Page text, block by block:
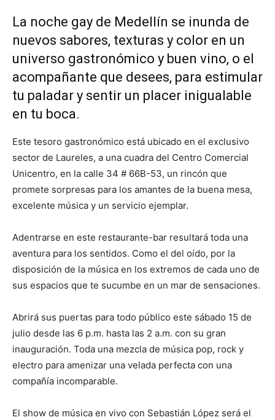
La noche gay de Medellín se inunda de
nuevos sabores, texturas y color en un
universo gastronómico y buen vino, o el
acompañante que desees, para estimular
tu paladar y sentir un placer inigualable
en tu boca.
Este tesoro gastronómico está ubicado en el exclusivo
sector de Laureles, a una cuadra del Centro Comercial
Unicentro, en la calle 34 # 66B-53, un rincón que
promete sorpresas para los amantes de la buena mesa,
excelente música y un servicio ejemplar.
Adentrarse en este restaurante-bar resultará toda una
aventura para los sentidos. Como el del oído, por la
disposición de la música en los extremos de cada uno de
sus espacios que te sucumbe en un mar de sensaciones.
Abrirá sus puertas para todo público este sábado 15 de
julio desde las 6 p.m. hasta las 2 a.m. con su gran
inauguración. Toda una mezcla de música pop, rock y
electro para amenizar una velada perfecta con una
compañía incomparable.
El show de música en vivo con Sebastián López será el